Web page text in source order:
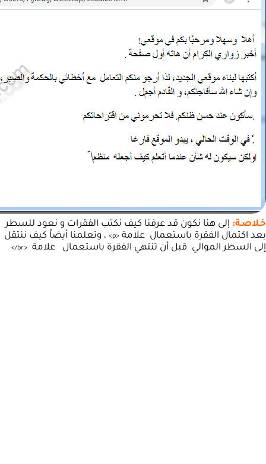
خـلاصـة: إلى هنا نكون قد عرفنا كيف نكتب الفقرات و نعود للسطر
بعد اكتمال الفقرة باستعمال علامة <
p
> ، وتعلمنا أيضاً كيف ننتقل
إلى السطر الموالي قبل أن تنتهي الفقرة باستعمال علامة
<
br
/
>